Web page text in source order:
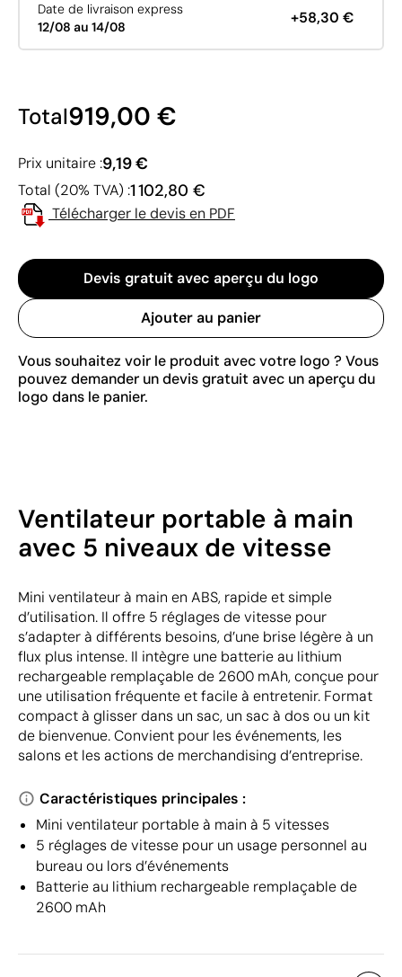
Date de livraison express
12/08 au 14/08
+58,30 €
Total919,00 €
Prix unitaire :9,19 €
Total (20% TVA) :1 102,80 €
Télécharger le devis en PDF
Devis gratuit avec aperçu du logo
Ajouter au panier
Vous souhaitez voir le produit avec votre logo ? Vous
pouvez demander un devis gratuit avec un aperçu du
logo dans le panier.
Ventilateur portable à main
avec 5 niveaux de vitesse
Mini ventilateur à main en ABS, rapide et simple
d’utilisation. Il offre 5 réglages de vitesse pour
s’adapter à différents besoins, d’une brise légère à un
flux plus intense. Il intègre une batterie au lithium
rechargeable remplaçable de 2600 mAh, conçue pour
une utilisation fréquente et facile à entretenir. Format
compact à glisser dans un sac, un sac à dos ou un kit
de bienvenue. Convient pour les événements, les
salons et les actions de merchandising d’entreprise.
Caractéristiques principales :
Mini ventilateur portable à main à 5 vitesses
5 réglages de vitesse pour un usage personnel au
bureau ou lors d’événements
Batterie au lithium rechargeable remplaçable de
2600 mAh